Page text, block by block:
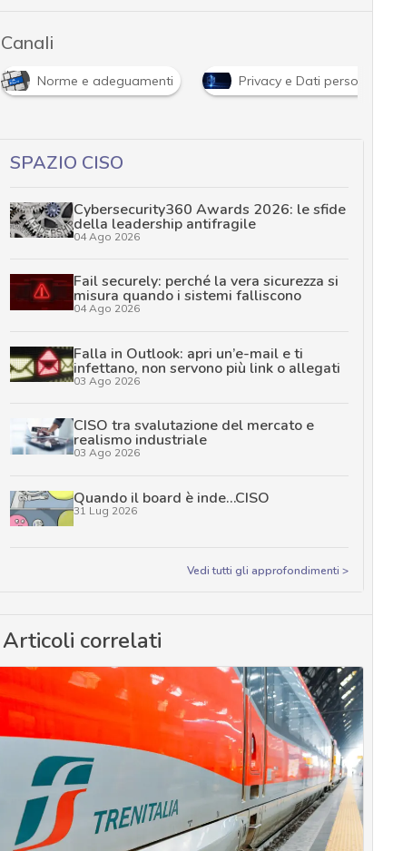
Canali
Norme e adeguamenti Privacy e Dati personali
SPAZIO CISO
Cybersecurity360 Awards 2026: le sfide
della leadership antifragile
04 Ago 2026
Fail securely: perché la vera sicurezza si
misura quando i sistemi falliscono
04 Ago 2026
Falla in Outlook: apri un’e-mail e ti
infettano, non servono più link o allegati
03 Ago 2026
CISO tra svalutazione del mercato e
realismo industriale
03 Ago 2026
Quando il board è inde…CISO
31 Lug 2026
Vedi tutti gli approfondimenti >
Articoli correlati